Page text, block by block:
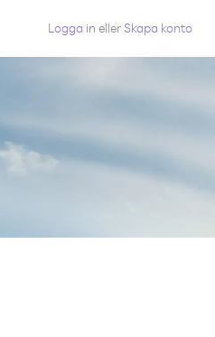
Logga in eller Skapa konto